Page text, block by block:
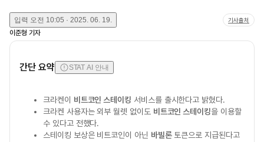
입력 오전 10:05 · 2025. 06. 19. 기사출처
이준형 기자
간단 요약 STAT AI 안내
크라켄이 비트코인 스테이킹 서비스를 출시한다고 밝혔다.
크라켄 사용자는 외부 월렛 없이도 비트코인 스테이킹을 이용할
수 있다고 전했다.
스테이킹 보상은 비트코인이 아닌 바빌론토큰으로 지급된다고